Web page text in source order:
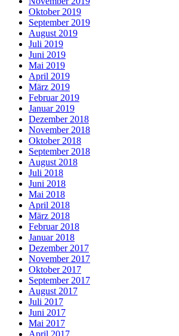
Oktober 2019
September 2019
August 2019
Juli 2019
Juni 2019
Mai 2019
April 2019
März 2019
Februar 2019
Januar 2019
Dezember 2018
November 2018
Oktober 2018
September 2018
August 2018
Juli 2018
Juni 2018
Mai 2018
April 2018
März 2018
Februar 2018
Januar 2018
Dezember 2017
November 2017
Oktober 2017
September 2017
August 2017
Juli 2017
Juni 2017
Mai 2017
April 2017